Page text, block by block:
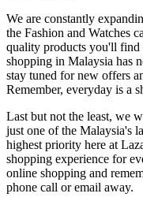
We are constantly
the Fashion and Watches
quality products you'll
shopping in Malaysia has
stay tuned for new offers
Remember, everyday is a
Last but not the least, we
just one of the Malaysia's
highest priority here at
shopping experience for
online shopping and
phone call or email away.